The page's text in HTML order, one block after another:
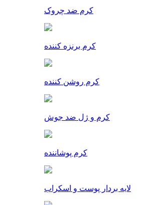
کرم ضد چروک
کرم برنزه کننده
کرم روشن کننده
کرم و ژل ضد جوش
کرم پوشاننده
لایه بردار پوست و اسکراب